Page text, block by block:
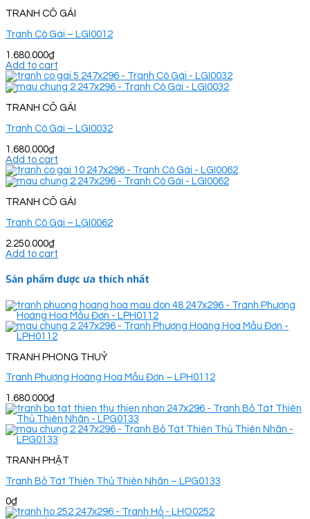
TRANH CÔ GÁI
Tranh Cô Gái – LGI0012
1.680.000₫
Add to cart
TRANH CÔ GÁI
Tranh Cô Gái – LGI0032
1.680.000₫
Add to cart
TRANH CÔ GÁI
Tranh Cô Gái – LGI0062
2.250.000₫
Add to cart
Sản phẩm được ưa thích nhất
TRANH PHONG THUỶ
Tranh Phượng Hoàng Hoa Mẫu Đơn – LPH0112
1.680.000₫
TRANH PHẬT
Tranh Bồ Tát Thiên Thủ Thiên Nhãn – LPG0133
0₫